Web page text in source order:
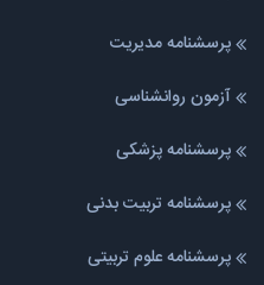
پرسشنامه مدیریت
آزمون روانشناسی
پرسشنامه پزشکی
پرسشنامه تربیت بدنی
پرسشنامه علوم تربیتی